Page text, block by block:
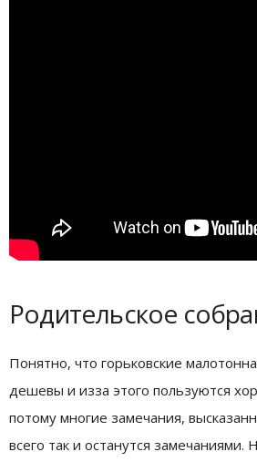
Родительское
Понятно, что горьковские
дешевы и изза этого пользуются
потому многие замечания,
всего так и останутся замечаниями.